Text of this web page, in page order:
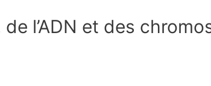
l’ADN et des